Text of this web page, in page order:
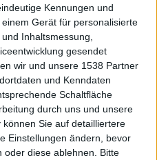
Kennungen und
Gerät für personalisierte
Inhaltsmessung,
gesendet
wir und unsere 1538 Partner
und Kenndaten
Schaltfläche
durch uns und unsere
Sie auf detailliertere
Einstellungen ändern, bevor
diese ablehnen.
Bitte